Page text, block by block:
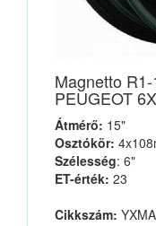
Magnetto
PEUGEOT
Átmérő: 15"
Osztókör:
Szélesség: 6"
ET-érték: 23
Cikkszám: